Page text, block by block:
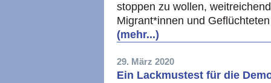
stoppen zu wollen,
Migrant*innen und
(mehr...)
29. März 2020
Ein Lackmustest für die